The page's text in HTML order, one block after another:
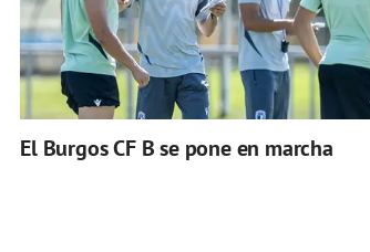
El Burgos CF B se pone en marcha